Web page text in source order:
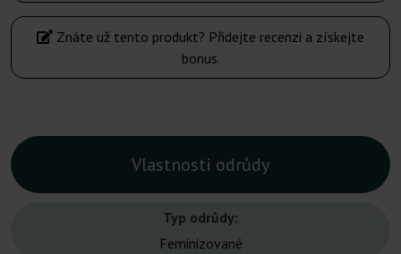
Znáte už tento produkt? Přidejte recenzi a získejte
bonus.
Vlastnosti odrůdy
Typ odrůdy:
Feminizované